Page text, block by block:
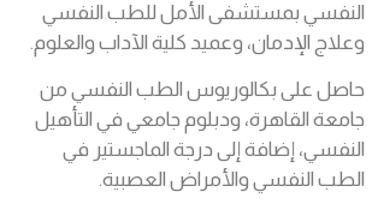
النفسي بمستشفى الأمل للطب النفسي
وعلاج الإدمان، وعميد كلية الآداب والعلوم.
حاصل على بكالوريوس الطب النفسي من
جامعة القاهرة، ودبلوم جامعي في التأهيل
النفسي، إضافة إلى درجة الماجستير في
الطب النفسي والأمراض العصبية.